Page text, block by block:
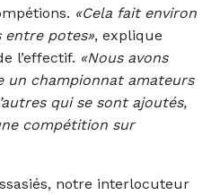
«Cela fait environ
entre potes», explique
l’effectif. «Nous avons
un championnat amateurs
qui se sont ajoutés,
compétition sur
notre interlocuteur